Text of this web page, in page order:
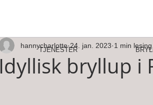
Idyllisk bryllup i
hannycharlotte 24. jan. 2023 1 min lesing
TJENESTER